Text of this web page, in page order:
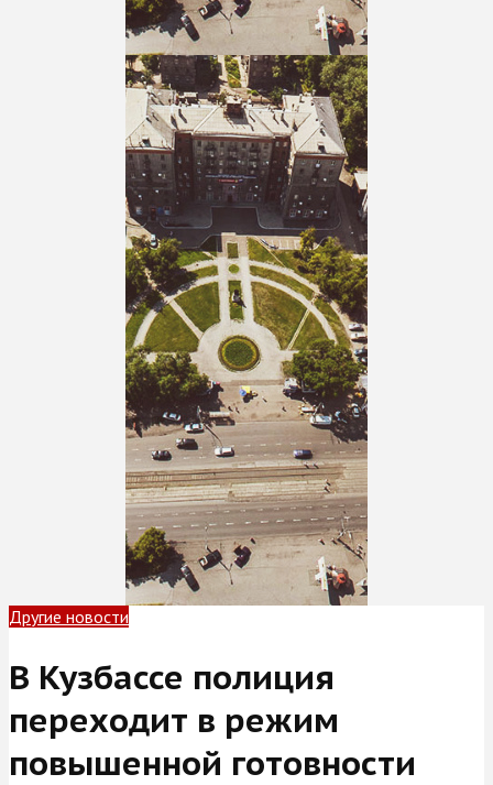
Другие новости
В Кузбассе полиция
переходит в режим
повышенной готовности